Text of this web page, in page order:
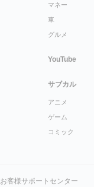
マネー
車
グルメ
YouTube
サブカル
アニメ
ゲーム
コミック
客様サポートセンター